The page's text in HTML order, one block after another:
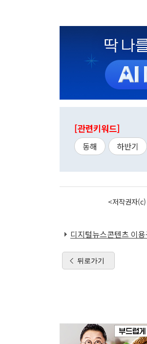
[관련키워드]
동해 하반기
<저작권자
디지털뉴스콘텐츠 이
뒤로가기